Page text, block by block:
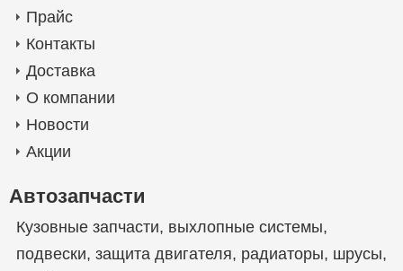
Прайс
Контакты
Доставка
О компании
Новости
Акции
Автозапчасти
Кузовные запчасти, выхлопные системы,
подвески, защита двигателя, радиаторы, шрусы,